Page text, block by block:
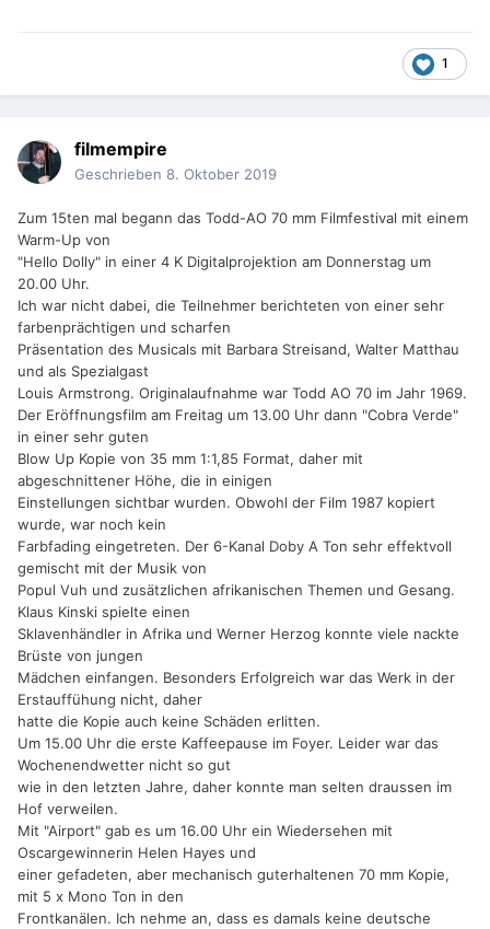
1
filmempire
Geschrieben 8. Oktober 2019
Zum 15ten mal begann das Todd-AO 70 mm Filmfestival mit einem
Warm-Up von
"Hello Dolly" in einer 4 K Digitalprojektion am Donnerstag um
20.00 Uhr.
Ich war nicht dabei, die Teilnehmer berichteten von einer sehr
farbenprächtigen und scharfen
Präsentation des Musicals mit Barbara Streisand, Walter Matthau
und als Spezialgast
Louis Armstrong. Originalaufnahme war Todd AO 70 im Jahr 1969.
Der Eröffnungsfilm am Freitag um 13.00 Uhr dann "Cobra Verde"
in einer sehr guten
Blow Up Kopie von 35 mm 1:1,85 Format, daher mit
abgeschnittener Höhe, die in einigen
Einstellungen sichtbar wurden. Obwohl der Film 1987 kopiert
wurde, war noch kein
Farbfading eingetreten. Der 6-Kanal Doby A Ton sehr effektvoll
gemischt mit der Musik von
Popul Vuh und zusätzlichen afrikanischen Themen und Gesang.
Klaus Kinski spielte einen
Sklavenhändler in Afrika und Werner Herzog konnte viele nackte
Brüste von jungen
Mädchen einfangen. Besonders Erfolgreich war das Werk in der
Erstauffühung nicht, daher
hatte die Kopie auch keine Schäden erlitten.
Um 15.00 Uhr die erste Kaffeepause im Foyer. Leider war das
Wochenendwetter nicht so gut
wie in den letzten Jahre, daher konnte man selten draussen im
Hof verweilen.
Mit "Airport" gab es um 16.00 Uhr ein Wiedersehen mit
Oscargewinnerin Helen Hayes und
einer gefadeten, aber mechanisch guterhaltenen 70 mm Kopie,
mit 5 x Mono Ton in den
Frontkanälen. Ich nehme an, dass es damals keine deutsche